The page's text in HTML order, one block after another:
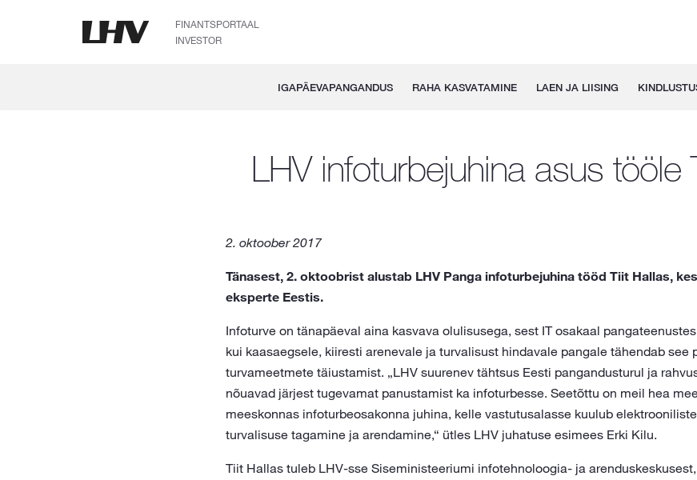
FINANTSPORTAAL
INVESTOR
IGAPÄEVAPANGANDUS RAHA KASVATAMINE LAEN JA LIISING
LHV infoturbejuhina asus tööle
2. oktoober 2017
Tänasest, 2. oktoobrist alustab LHV Panga infoturbejuhina tööd Tiit Hallas,
eksperte Eestis.
Infoturve on tänapäeval aina kasvava olulisusega, sest IT osakaal
kui kaasaegsele, kiiresti arenevale ja turvalisust hindavale pangale tähendab see
turvameetmete täiustamist. „LHV suurenev tähtsus Eesti pangandusturul ja
nõuavad järjest tugevamat panustamist ka infoturbesse. Seetõttu on meil hea
meeskonnas infoturbeosakonna juhina, kelle vastutusalasse kuulub
turvalisuse tagamine ja arendamine,“ ütles LHV juhatuse esimees Erki Kilu.
Tiit Hallas tuleb LHV-sse Siseministeeriumi infotehnoloogia- ja